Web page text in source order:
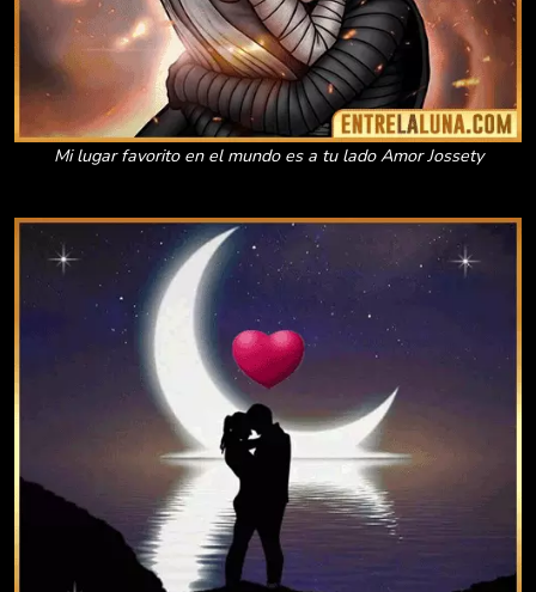
Mi lugar favorito en el mundo es a tu lado Amor Jossety